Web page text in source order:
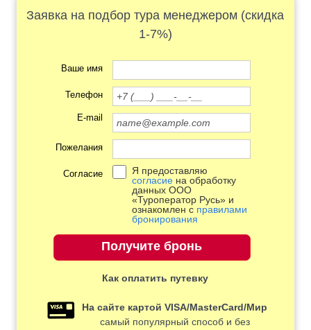
Заявка на подбор тура менеджером (скидка
1-7%)
Ваше имя
Телефон
E-mail
Пожелания
Согласие
Я предоставляю
согласие на обработку
данных ООО
«Туроператор Русь» и
ознакомлен с правилами
бронирования
Как оплатить путевку
На сайте картой VISA/MasterCard/Мир
самый популярный способ и без